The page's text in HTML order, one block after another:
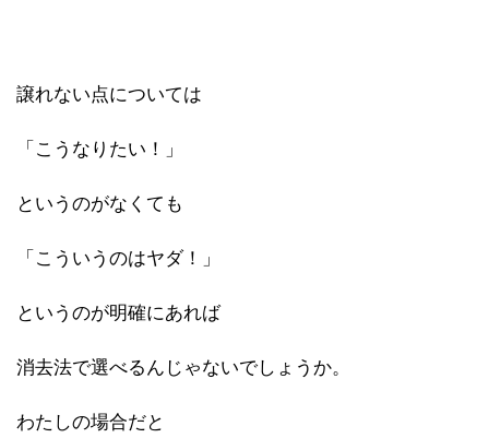
譲れない点については
「こうなりたい！」
というのがなくても
「こういうのはヤダ！」
というのが明確にあれば
消去法で選べるんじゃないでしょうか。
わたしの場合だと